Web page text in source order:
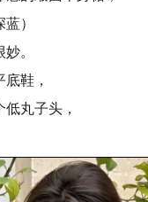
）
。
鞋，
丸子头，